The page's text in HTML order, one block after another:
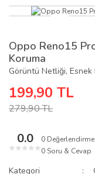
Oppo Reno15
Koruma
Görüntü Netliği,
199,90 TL
279,90 TL
0.0
★ ★ ★ ★ ★
0 Değerlendirme
0 Soru & Cevap
Kategori